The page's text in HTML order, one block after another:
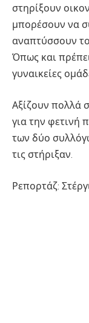
στηρίξουν
μπορέσουν να
αναπτύσσουν
Όπως και
γυναικείες
Αξίζουν πολλά
για την φετινή
των δύο
τις στήριξαν.
Ρεπορτάζ: